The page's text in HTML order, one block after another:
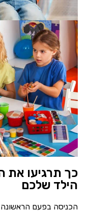
כך תרגיעו את
הילד שלכם
הכניסה בפעם הראשונה